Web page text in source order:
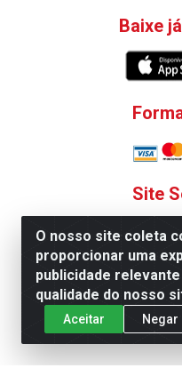
O nosso site coleta
proporcionar uma
publicidade
qualidade do nosso
Aceitar Negar
Baixe
Site
Todas